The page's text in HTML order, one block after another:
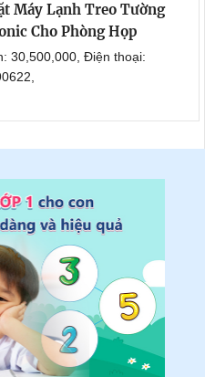
Máy Lạnh Treo Tường
Cho Phòng Họp
30,500,000, Điện thoại: